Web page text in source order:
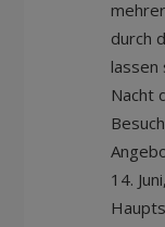
durch
lassen
Nacht
14.